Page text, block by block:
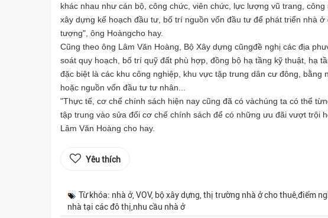
khác nhau như cán bộ, công chức, viên chức, lực lượng vũ trang,
xây dựng kế hoạch đầu tư, bố trí nguồn vốn đầu tư để phát triển nhà
tượng", ông Hoàngcho hay.
Cũng theo ông Lâm Văn Hoàng, Bộ Xây dựng cũngđề nghị các địa
soát quy hoạch, bố trí quỹ đất phù hợp, đồng bộ hạ tầng kỹ thuật, hạ
đặc biệt là các khu công nghiệp, khu vực tập trung dân cư đông,
hoặc nguồn vốn đầu tư tư nhân...
"Thực tế, cơ chế chính sách hiện nay cũng đã có vàchúng ta có thể
tập trung vào sửa đổi cơ chế chính sách để có những ưu đãi vượt trội
Lâm Văn Hoàng cho hay.
Yêu thích
Từ khóa: nhà ở, VOV, bộ xây dựng, thị trường nhà ở cho thuê,điểm
nhà tại các đô thị,nhu cầu nhà ở